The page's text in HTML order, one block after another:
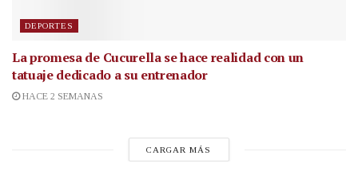
DEPORTES
La promesa de Cucurella se hace realidad con un
tatuaje dedicado a su entrenador
HACE 2 SEMANAS
CARGAR MÁS